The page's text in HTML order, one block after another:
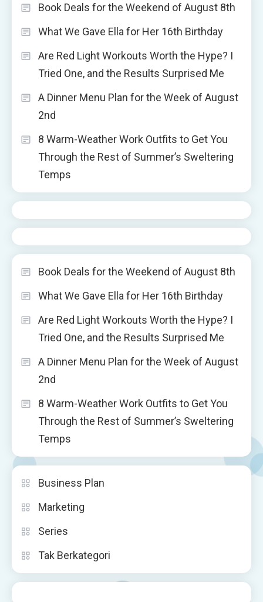
Book Deals for the Weekend of August 8th
What We Gave Ella for Her 16th Birthday
Are Red Light Workouts Worth the Hype? I
Tried One, and the Results Surprised Me
A Dinner Menu Plan for the Week of August
2nd
8 Warm-Weather Work Outfits to Get You
Through the Rest of Summer’s Sweltering
Temps
Book Deals for the Weekend of August 8th
What We Gave Ella for Her 16th Birthday
Are Red Light Workouts Worth the Hype? I
Tried One, and the Results Surprised Me
A Dinner Menu Plan for the Week of August
2nd
8 Warm-Weather Work Outfits to Get You
Through the Rest of Summer’s Sweltering
Temps
Business Plan
Marketing
Series
Tak Berkategori